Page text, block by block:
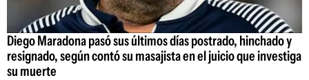
Diego Maradona pasó sus últimos días postrado, hinchado y
resignado, según contó su masajista en el juicio que investiga
su muerte